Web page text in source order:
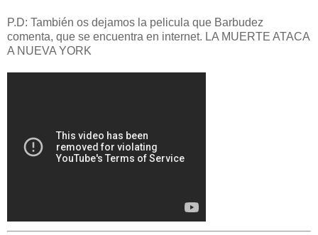
P.D: También os dejamos la pelicula que Barbudez
comenta, que se encuentra en internet. LA MUERTE ATACA
A NUEVA YORK